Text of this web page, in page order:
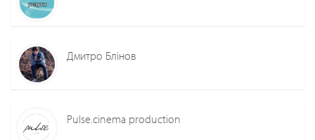
Дмитро Блінов
Pulse.cinema production